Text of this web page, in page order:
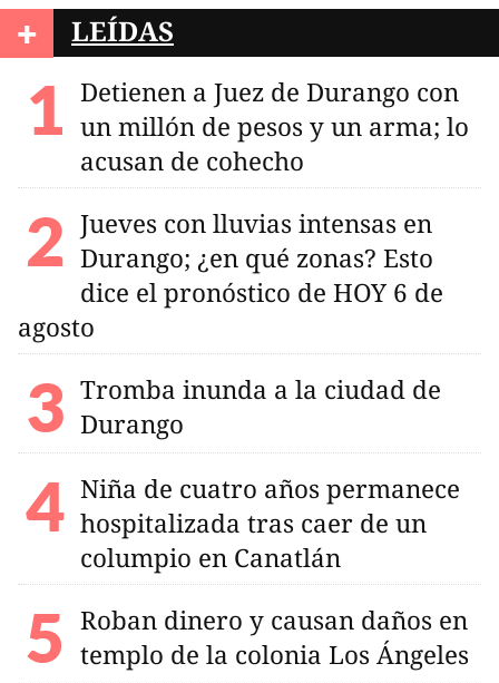
+ LEÍDAS
Detienen a Juez de Durango con
un millón de pesos y un arma; lo
acusan de cohecho
Jueves con lluvias intensas en
Durango; ¿en qué zonas? Esto
dice el pronóstico de HOY 6 de
agosto
Tromba inunda a la ciudad de
Durango
Niña de cuatro años permanece
hospitalizada tras caer de un
columpio en Canatlán
Roban dinero y causan daños en
templo de la colonia Los Ángeles